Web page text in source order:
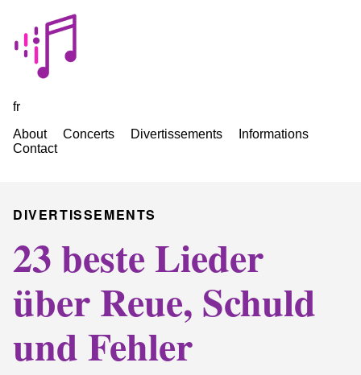
fr
About
Concerts Divertissements
Informations
Contact
DIVERTISSEMENTS
23 beste Lieder
über Reue, Schuld
und Fehler